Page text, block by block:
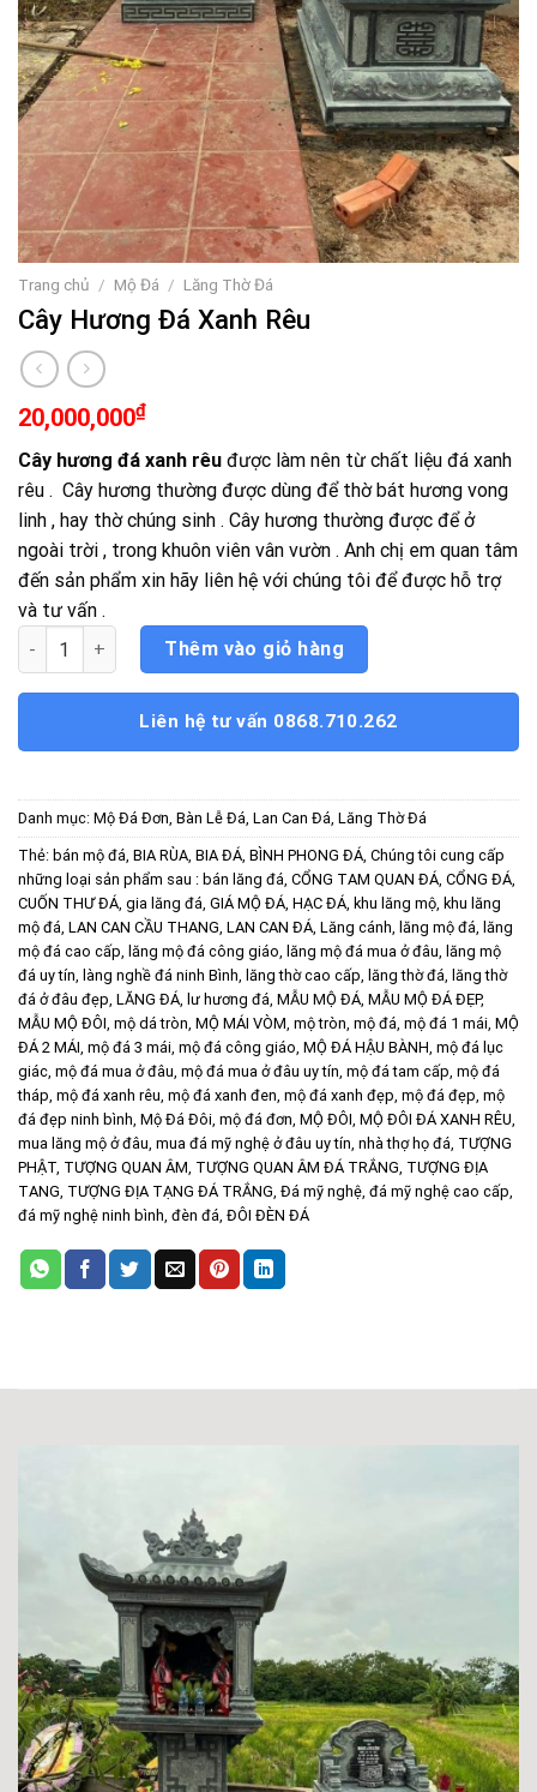
Trang chủ / Mộ Đá / Lăng Thờ Đá
Cây Hương Đá Xanh Rêu
20,000,000₫
Cây hương đá xanh rêu được làm nên từ chất liệu đá xanh
rêu . Cây hương thường được dùng để thờ bát hương vong
linh , hay thờ chúng sinh . Cây hương thường được để ở
ngoài trời , trong khuôn viên vân vườn . Anh chị em quan tâm
đến sản phẩm xin hãy liên hệ với chúng tôi để được hỗ trợ
và tư vấn .
Cây Hương Đá Xanh Rêu số lượng
Thêm vào giỏ hàng
Liên hệ tư vấn 0868.710.262
Danh mục: Mộ Đá Đơn, Bàn Lễ Đá, Lan Can Đá, Lăng Thờ Đá
Thẻ: bán mộ đá, BIA RÙA, BIA ĐÁ, BÌNH PHONG ĐÁ, Chúng tôi cung cấp
những loại sản phẩm sau : bán lăng đá, CỔNG TAM QUAN ĐÁ, CỔNG ĐÁ,
CUỐN THƯ ĐÁ, gia lăng đá, GIÁ MỘ ĐÁ, HẠC ĐÁ, khu lăng mộ, khu lăng
mộ đá, LAN CAN CẦU THANG, LAN CAN ĐÁ, Lăng cánh, lăng mộ đá, lăng
mộ đá cao cấp, lăng mộ đá công giáo, lăng mộ đá mua ở đâu, lăng mộ
đá uy tín, làng nghề đá ninh Bình, lăng thờ cao cấp, lăng thờ đá, lăng thờ
đá ở đâu đẹp, LĂNG ĐÁ, lư hương đá, MẪU MỘ ĐÁ, MẪU MỘ ĐÁ ĐẸP,
MẪU MỘ ĐÔI, mộ dá tròn, MỘ MÁI VÒM, mộ tròn, mộ đá, mộ đá 1 mái, MỘ
ĐÁ 2 MÁI, mộ đá 3 mái, mộ đá công giáo, MỘ ĐÁ HẬU BÀNH, mộ đá lục
giác, mộ đá mua ở đâu, mộ đá mua ở đâu uy tín, mộ đá tam cấp, mộ đá
tháp, mộ đá xanh rêu, mộ đá xanh đen, mộ đá xanh đẹp, mộ đá đẹp, mộ
đá đẹp ninh bình, Mộ Đá Đôi, mộ đá đơn, MỘ ĐÔI, MỘ ĐÔI ĐÁ XANH RÊU,
mua lăng mộ ở đâu, mua đá mỹ nghệ ở đâu uy tín, nhà thợ họ đá, TƯỢNG
PHẬT, TƯỢNG QUAN ÂM, TƯỢNG QUAN ÂM ĐÁ TRẮNG, TƯỢNG ĐỊA
TANG, TƯỢNG ĐỊA TẠNG ĐÁ TRẮNG, Đá mỹ nghệ, đá mỹ nghệ cao cấp,
đá mỹ nghệ ninh bình, đèn đá, ĐÔI ĐÈN ĐÁ